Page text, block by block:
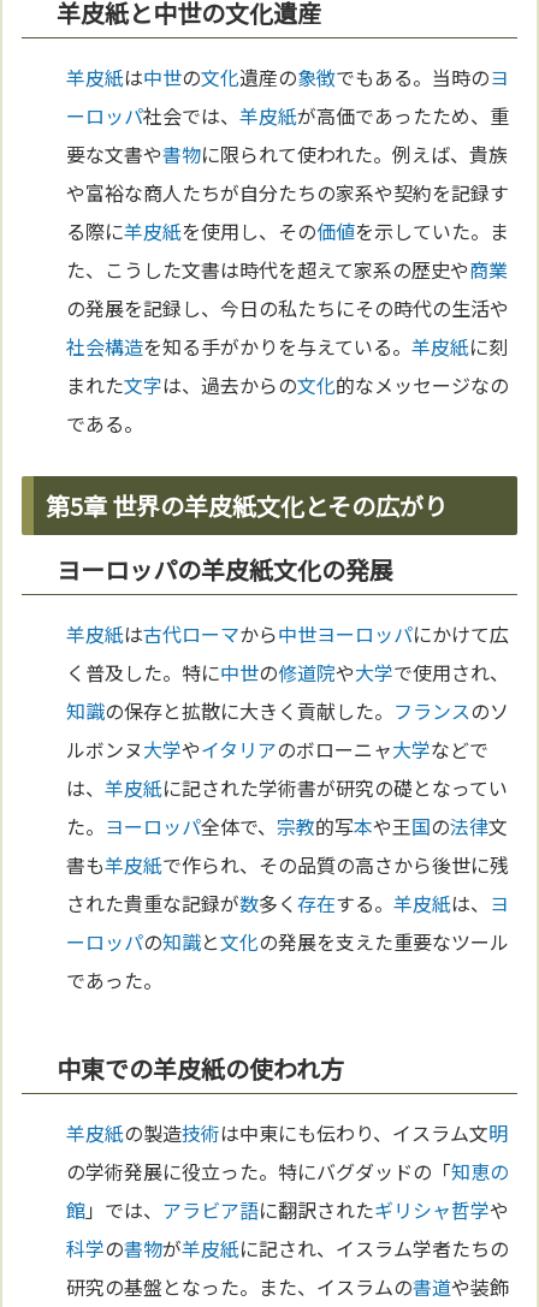
羊皮紙と中世の文化遺産
羊皮紙は中世の文化遺産の象徴でもある。当時のヨ
ーロッパ社会では、羊皮紙が高価であったため、重
要な文書や書物に限られて使われた。例えば、貴族
や富裕な商人たちが自分たちの家系や契約を記録す
る際に羊皮紙を使用し、その価値を示していた。ま
た、こうした文書は時代を超えて家系の歴史や商業
の発展を記録し、今日の私たちにその時代の生活や
社会構造を知る手がかりを与えている。羊皮紙に刻
まれた文字は、過去からの文化的なメッセージなの
である。
第5章 世界の羊皮紙文化とその広がり
ヨーロッパの羊皮紙文化の発展
羊皮紙は古代ローマから中世ヨーロッパにかけて広
く普及した。特に中世の修道院や大学で使用され、
知識の保存と拡散に大きく貢献した。 フランスのソ
ルボンヌ大学やイタリアのボローニャ大学などで
は、羊皮紙に記された学術書が研究の礎となってい
た。 ヨーロッパ全体で、 宗教的写本や王国の法律文
書も羊皮紙で作られ、その品質の高さから後世に残
された貴重な記録が数多く存在する。羊皮紙は、 ヨ
ーロッパの知識と文化の発展を支えた重要なツール
であった。
中東での羊皮紙の使われ方
羊皮紙の製造技術は中東にも伝わり、イスラム文明
の学術発展に役立った。特にバグダッドの「知恵の
館」では、 アラビア語に翻訳されたギリシャ哲学や
科学の書物が羊皮紙に記され、イスラム学者たちの
研究の基盤となった。また、イスラムの書道や装飾